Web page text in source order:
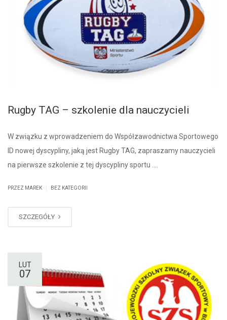
Rugby TAG – szkolenie dla nauczycieli
W związku z wprowadzeniem do Współzawodnictwa Sportowego
ID nowej dyscypliny, jaką jest Rugby TAG, zapraszamy nauczycieli
na pierwsze szkolenie z tej dyscypliny sportu ….
PRZEZ MAREK BEZ KATEGORII
SZCZEGÓŁY
LUT
07